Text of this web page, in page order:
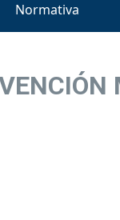
Normativa